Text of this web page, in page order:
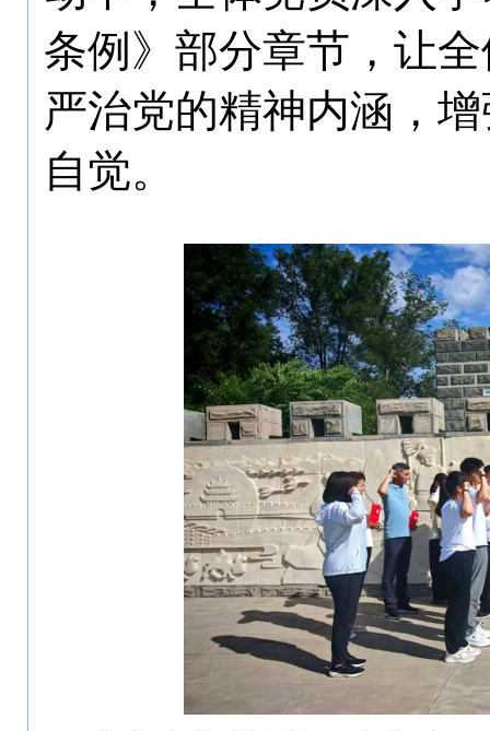
条例》 部分章节 ，让
严治党的精神内涵 ，
自觉。